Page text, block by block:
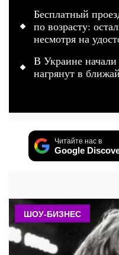
Бесплатный
по возрасту:
несмотря на
В Украине
нагрянут в
Читайте нас в
Google
ШОУ-БИЗНЕС